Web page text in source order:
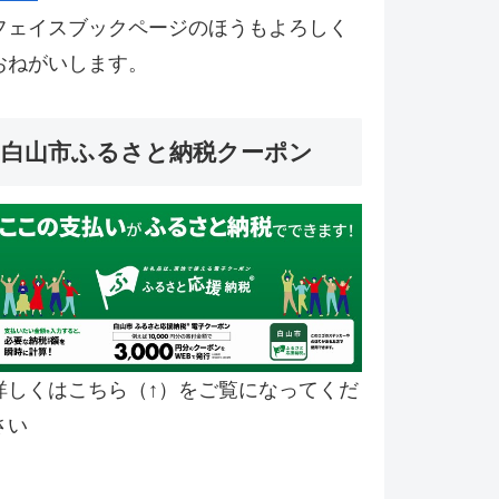
ェイスブックページのほうもよろしく
ねがいします。
白山市ふるさと納税クーポン
しくはこちら（↑）をご覧になってくだ
い